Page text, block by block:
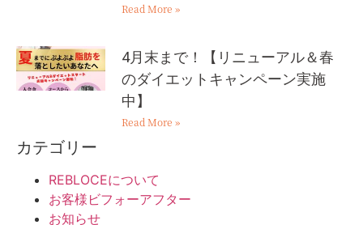
Read More »
4月末まで！【リニューアル＆春
のダイエットキャンペーン実施
中】
Read More »
カテゴリー
REBLOCEについて
お客様ビフォーアフター
お知らせ